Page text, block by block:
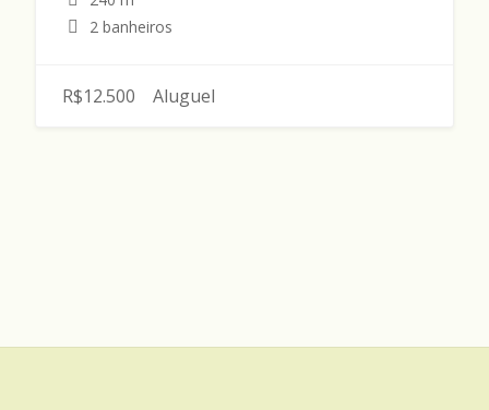
2 banheiros
R$12.500 Aluguel